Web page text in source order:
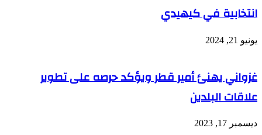
انتخابية في كيهيدي
يونيو 21, 2024
غزواني يهنئ أمير قطر ويؤكد حرصه على تطوير
علاقات البلدين
ديسمبر 17, 2023